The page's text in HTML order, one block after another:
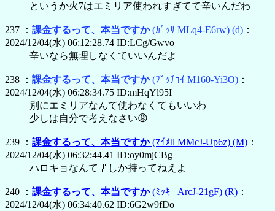
というか火7はエミリア使われすぎてて辛いんだわ
237 ： 課金するって、本当ですか(ｶﾞｯｻ MLq4-E6rw) (d) ：
2024/12/04(水) 06:12:28.74 ID:LCg/Gwvo
辛いなら無理しなくていいんだよ
238 ： 課金するって、本当ですか(ﾌﾟｯﾁｮｲ M160-Yi3O) ：
2024/12/04(水) 06:28:34.75 ID:mHqYl95I
別にエミリアなんて使わなくてもいいわ
少しは自分で考えなさい😡
239 ： 課金するって、本当ですか(ﾏｲﾒﾛ MMcJ-Up6z) (M) ：
2024/12/04(水) 06:32:44.41 ID:oy0mjCBg
ハロキョなんて👴しか持ってねえよ
240 ： 課金するって、本当ですか(ﾐｯｷｰ ArcJ-21gF) (R) ：
2024/12/04(水) 06:34:40.62 ID:6G2w9fDo